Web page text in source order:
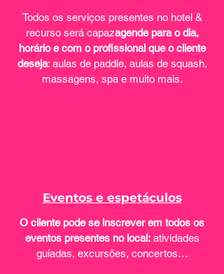
Todos os serviços presentes no hotel &
recurso será capazagende para o dia,
horário e com o profissional que o cliente
deseja: aulas de paddle, aulas de squash,
massagens, spa e muito mais.
Eventos e espetáculos
O cliente pode se inscrever em todos os
eventos presentes no local: atividades
guiadas, excursões, concertos…